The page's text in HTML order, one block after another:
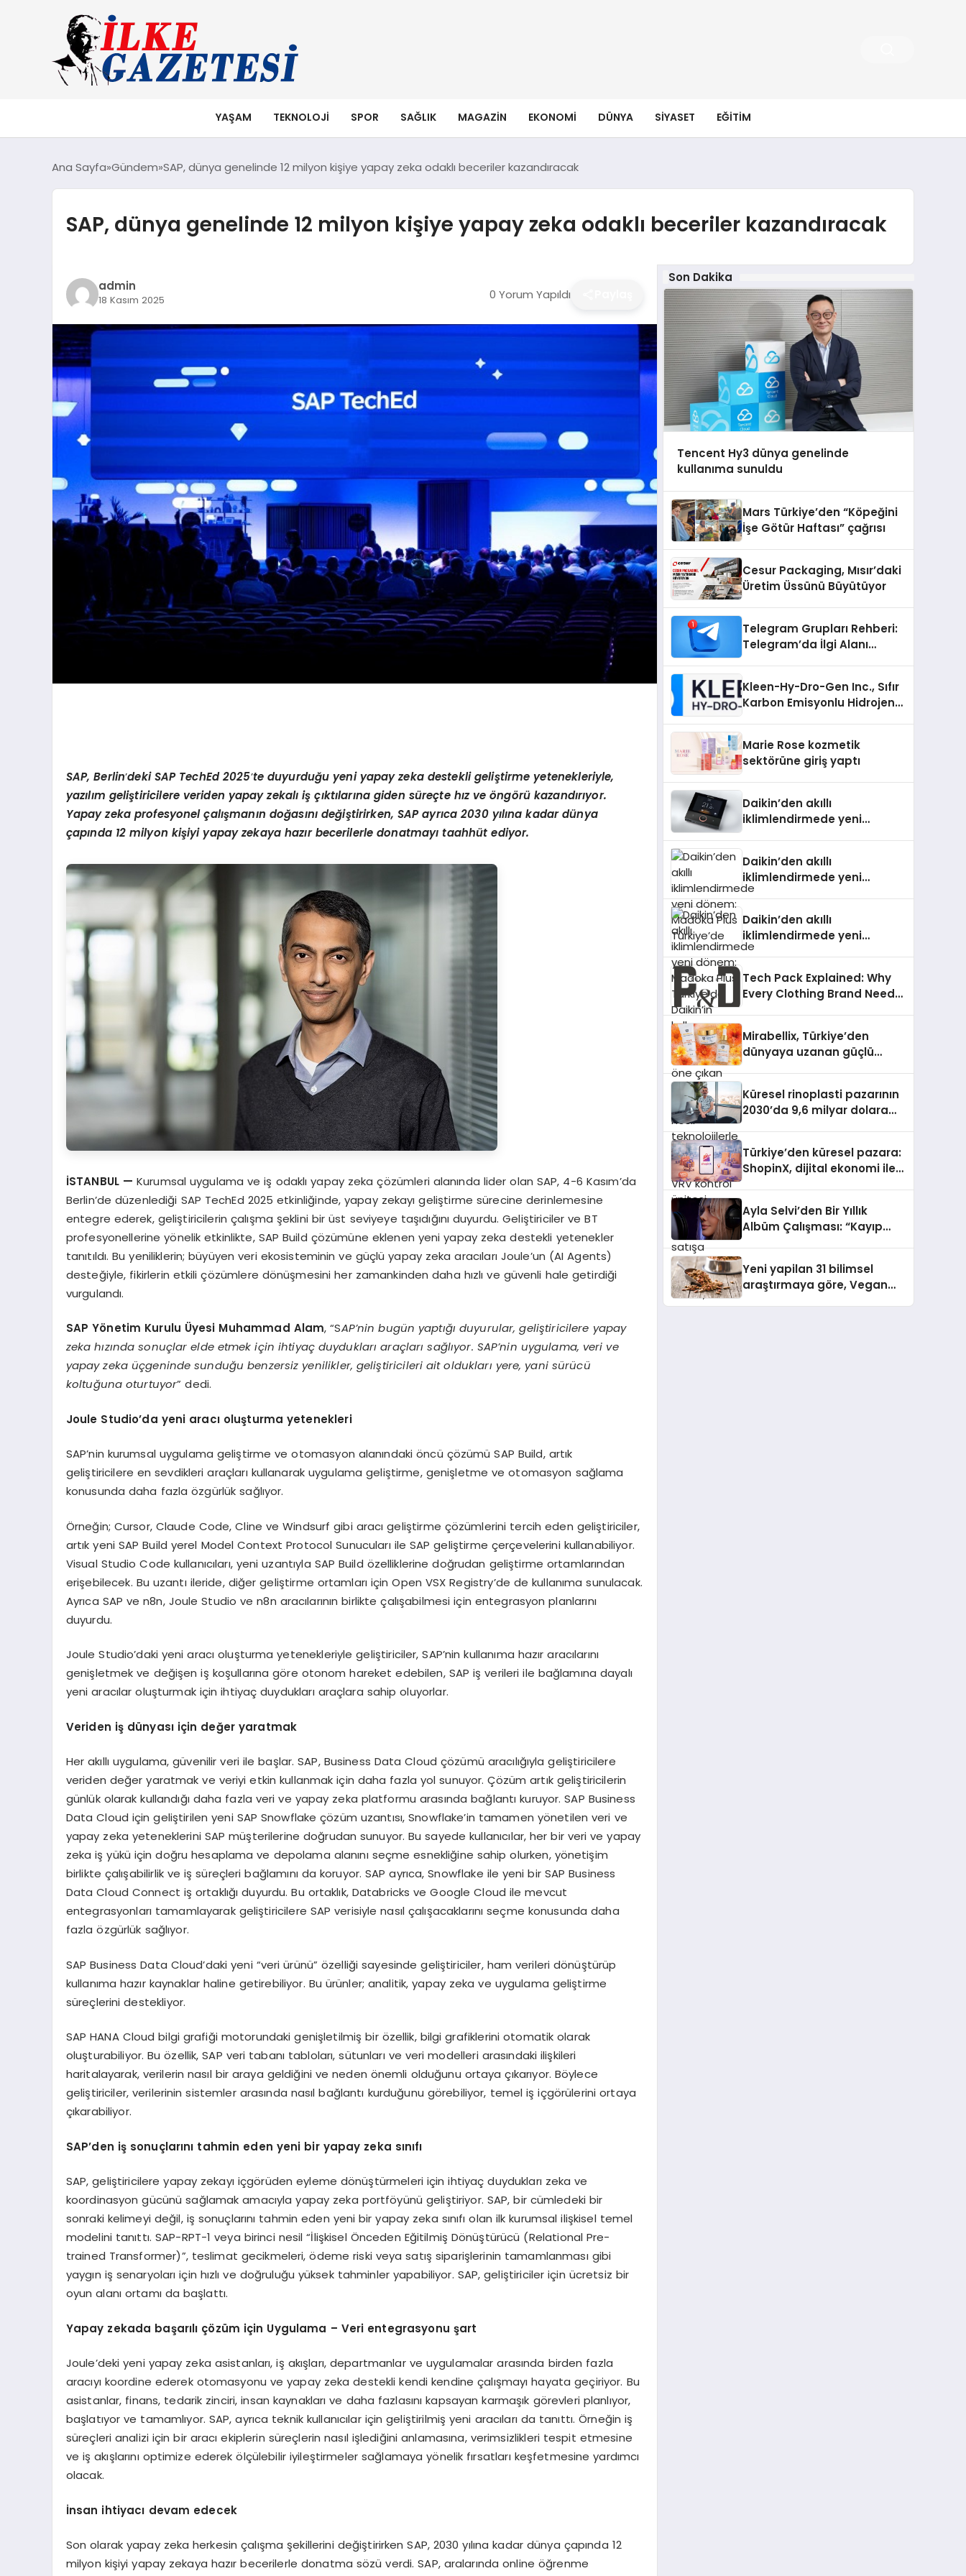
YAŞAM TEKNOLOJI SPOR SAĞLIK MAGAZIN EKONOMI DÜNYA SIYASET EĞITIM
Ana Sayfa Gündem SAP, dünya genelinde 12 milyon kişiye yapay zeka odaklı beceriler kazandıracak
SAP, dünya genelinde 12 milyon kişiye yapay zeka odaklı beceriler kazandıracak
admin
18 Kasım 2025 0 Yorum Yapıldı
SAP, Berlin’deki SAP TechEd 2025’te duyurduğu yeni yapay zeka destekli geliştirme yetenekleriyle,
yazılım geliştiricilere veriden yapay zekalı iş çıktılarına giden süreçte hız ve öngörü kazandırıyor.
Yapay zeka profesyonel çalışmanın doğasını değiştirirken, SAP ayrıca 2030 yılına kadar dünya
çapında 12 milyon kişiyi yapay zekaya hazır becerilerle donatmayı taahhüt ediyor.
İSTANBUL — Kurumsal uygulama ve iş odaklı yapay zeka çözümleri alanında lider olan SAP, 4-6 Kasım’da
Berlin’de düzenlediği SAP TechEd 2025 etkinliğinde, yapay zekayı geliştirme sürecine derinlemesine
entegre ederek, geliştiricilerin çalışma şeklini bir üst seviyeye taşıdığını duyurdu. Geliştiriciler ve BT
profesyonellerine yönelik etkinlikte, SAP Build çözümüne eklenen yeni yapay zeka destekli yetenekler
tanıtıldı. Bu yeniliklerin; büyüyen veri ekosisteminin ve güçlü yapay zeka aracıları Joule’un (AI Agents)
desteğiyle, fikirlerin etkili çözümlere dönüşmesini her zamankinden daha hızlı ve güvenli hale getirdiği
vurgulandı.
SAP Yönetim Kurulu Üyesi Muhammad Alam, “SAP’nin bugün yaptığı duyurular, geliştiricilere yapay
zeka hızında sonuçlar elde etmek için ihtiyaç duydukları araçları sağlıyor. SAP’nin uygulama, veri ve
yapay zeka üçgeninde sunduğu benzersiz yenilikler, geliştiricileri ait oldukları yere, yani sürücü
koltuğuna oturtuyor” dedi.
Joule Studio’da yeni aracı oluşturma yetenekleri
SAP’nin kurumsal uygulama geliştirme ve otomasyon alanındaki öncü çözümü SAP Build, artık
geliştiricilere en sevdikleri araçları kullanarak uygulama geliştirme, genişletme ve otomasyon sağlama
konusunda daha fazla özgürlük sağlıyor.
Örneğin; Cursor, Claude Code, Cline ve Windsurf gibi aracı geliştirme çözümlerini tercih eden geliştiriciler,
artık yeni SAP Build yerel Model Context Protocol Sunucuları ile SAP geliştirme çerçevelerini kullanabiliyor.
Visual Studio Code kullanıcıları, yeni uzantıyla SAP Build özelliklerine doğrudan geliştirme ortamlarından
erişebilecek. Bu uzantı ileride, diğer geliştirme ortamları için Open VSX Registry’de de kullanıma sunulacak.
Ayrıca SAP ve n8n, Joule Studio ve n8n aracılarının birlikte çalışabilmesi için entegrasyon planlarını
duyurdu.
Joule Studio’daki yeni aracı oluşturma yetenekleriyle geliştiriciler, SAP’nin kullanıma hazır aracılarını
genişletmek ve değişen iş koşullarına göre otonom hareket edebilen, SAP iş verileri ile bağlamına dayalı
yeni aracılar oluşturmak için ihtiyaç duydukları araçlara sahip oluyorlar.
Veriden iş dünyası için değer yaratmak
Her akıllı uygulama, güvenilir veri ile başlar. SAP, Business Data Cloud çözümü aracılığıyla geliştiricilere
veriden değer yaratmak ve veriyi etkin kullanmak için daha fazla yol sunuyor. Çözüm artık geliştiricilerin
günlük olarak kullandığı daha fazla veri ve yapay zeka platformu arasında bağlantı kuruyor. SAP Business
Data Cloud için geliştirilen yeni SAP Snowflake çözüm uzantısı, Snowflake’in tamamen yönetilen veri ve
yapay zeka yeteneklerini SAP müşterilerine doğrudan sunuyor. Bu sayede kullanıcılar, her bir veri ve yapay
zeka iş yükü için doğru hesaplama ve depolama alanını seçme esnekliğine sahip olurken, yönetişim
birlikte çalışabilirlik ve iş süreçleri bağlamını da koruyor. SAP ayrıca, Snowflake ile yeni bir SAP Business
Data Cloud Connect iş ortaklığı duyurdu. Bu ortaklık, Databricks ve Google Cloud ile mevcut
entegrasyonları tamamlayarak geliştiricilere SAP verisiyle nasıl çalışacaklarını seçme konusunda daha
fazla özgürlük sağlıyor.
SAP Business Data Cloud’daki yeni “veri ürünü” özelliği sayesinde geliştiriciler, ham verileri dönüştürüp
kullanıma hazır kaynaklar haline getirebiliyor. Bu ürünler; analitik, yapay zeka ve uygulama geliştirme
süreçlerini destekliyor.
SAP HANA Cloud bilgi grafiği motorundaki genişletilmiş bir özellik, bilgi grafiklerini otomatik olarak
oluşturabiliyor. Bu özellik, SAP veri tabanı tabloları, sütunları ve veri modelleri arasındaki ilişkileri
haritalayarak, verilerin nasıl bir araya geldiğini ve neden önemli olduğunu ortaya çıkarıyor. Böylece
geliştiriciler, verilerinin sistemler arasında nasıl bağlantı kurduğunu görebiliyor, temel iş içgörülerini ortaya
çıkarabiliyor.
SAP’den iş sonuçlarını tahmin eden yeni bir yapay zeka sınıfı
SAP, geliştiricilere yapay zekayı içgörüden eyleme dönüştürmeleri için ihtiyaç duydukları zeka ve
koordinasyon gücünü sağlamak amacıyla yapay zeka portföyünü geliştiriyor. SAP, bir cümledeki bir
sonraki kelimeyi değil, iş sonuçlarını tahmin eden yeni bir yapay zeka sınıfı olan ilk kurumsal ilişkisel temel
modelini tanıttı. SAP-RPT-1 veya birinci nesil “İlişkisel Önceden Eğitilmiş Dönüştürücü (Relational Pre-
trained Transformer)”, teslimat gecikmeleri, ödeme riski veya satış siparişlerinin tamamlanması gibi
yaygın iş senaryoları için hızlı ve doğruluğu yüksek tahminler yapabiliyor. SAP, geliştiriciler için ücretsiz bir
oyun alanı ortamı da başlattı.
Yapay zekada başarılı çözüm için Uygulama – Veri entegrasyonu şart
Joule’deki yeni yapay zeka asistanları, iş akışları, departmanlar ve uygulamalar arasında birden fazla
aracıyı koordine ederek otomasyonu ve yapay zeka destekli kendi kendine çalışmayı hayata geçiriyor. Bu
asistanlar, finans, tedarik zinciri, insan kaynakları ve daha fazlasını kapsayan karmaşık görevleri planlıyor,
başlatıyor ve tamamlıyor. SAP, ayrıca teknik kullanıcılar için geliştirilmiş yeni aracıları da tanıttı. Örneğin iş
süreçleri analizi için bir aracı ekiplerin süreçlerin nasıl işlediğini anlamasına, verimsizlikleri tespit etmesine
ve iş akışlarını optimize ederek ölçülebilir iyileştirmeler sağlamaya yönelik fırsatları keşfetmesine yardımcı
olacak.
İnsan ihtiyacı devam edecek
Son olarak yapay zeka herkesin çalışma şekillerini değiştirirken SAP, 2030 yılına kadar dünya çapında 12
milyon kişiyi yapay zekaya hazır becerilerle donatma sözü verdi. SAP, aralarında online öğrenme
Son Dakika
Tencent Hy3 dünya genelinde
kullanıma sunuldu
Mars Türkiye’den “Köpeğini
İşe Götür Haftası” çağrısı
Cesur Packaging, Mısır’daki
Üretim Üssünü Büyütüyor
Telegram Grupları Rehberi:
Telegram’da İlgi Alanı
Kleen-Hy-Dro-Gen Inc., Sıfır
Karbon Emisyonlu Hidrojen
Aldı
Marie Rose kozmetik
sektörüne giriş yaptı
Daikin’den akıllı
iklimlendirmede yeni
Daikin’den akıllı
iklimlendirmede yeni
dönem: Madoka Plus
Daikin’den akıllı
iklimlendirmede yeni
dönem: Madoka Plus
dostu tasarımıyla öne çıkan
Madoka ailesinin yeni nesil
teknolojilerle donatılmış son
modeli VRV kontrol ünitesi
Madoka Plus Türkiye’de
satışa sunuldu. Tam
dokunmatik ekranı, mobil
uygulama desteği ve akıllı
sensör entegrasyonu
daha kolay, konforlu ve
verimli hale getiriyor. Enerji
verimliliğini artırırken
modern yaşam alanlarında
teknolojiyi estetik ile bulu
Tech Pack Explained: Why
Every Clothing Brand Needs
Mirabellix, Türkiye’den
dünyaya uzanan güçlü
Küresel rinoplasti pazarının
2030’da 9,6 milyar dolara
Türkiye’den küresel pazara:
ShopinX, dijital ekonomi ile
Ayla Selvi’den Bir Yıllık
Albüm Çalışması: “Kayıp
Yeni yapilan 31 bilimsel
araştırmaya göre, Vegan